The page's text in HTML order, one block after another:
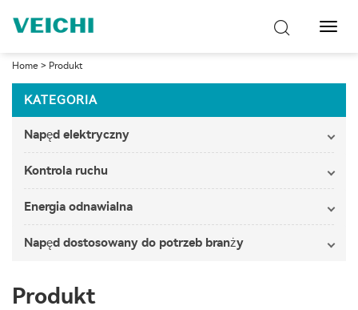
Home > Produkt
KATEGORIA
Napęd elektryczny
Kontrola ruchu
Energia odnawialna
Napęd dostosowany do potrzeb branży
Produkt